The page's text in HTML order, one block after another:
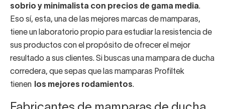
sobrio y minimalista con precios de gama media.
Eso sí, esta, una de las mejores marcas de mamparas,
tiene un laboratorio propio para estudiar la resistencia de
sus productos con el propósito de ofrecer el mejor
resultado a sus clientes. Si buscas una mampara de ducha
corredera, que sepas que las mamparas Profiltek
tienen
los mejores rodamientos.